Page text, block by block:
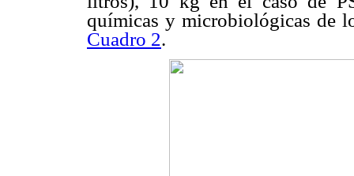
químicas y microbiológicas de
Cuadro 2.